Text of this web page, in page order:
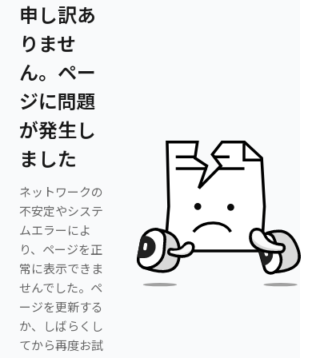
申し訳あ
りませ
ん。ペー
ジに問題
が発生し
ました
ネットワークの
不安定やシステ
ムエラーによ
り、ページを正
常に表示できま
せんでした。ペ
ージを更新する
か、しばらくし
てから再度お試